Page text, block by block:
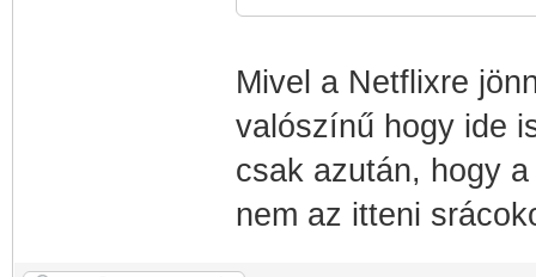
Mivel a Netflixre
valószínű hogy ide
csak azután, hogy
nem az itteni